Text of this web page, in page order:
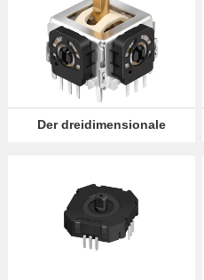
was anderes
anbieten.
Der dreidimensionale